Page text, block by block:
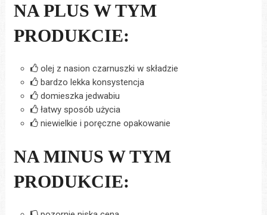
NA PLUS W TYM
PRODUKCIE:
olej z nasion czarnuszki w składzie
bardzo lekka konsystencja
domieszka jedwabiu
łatwy sposób użycia
niewielkie i poręczne opakowanie
NA MINUS W TYM
PRODUKCIE: